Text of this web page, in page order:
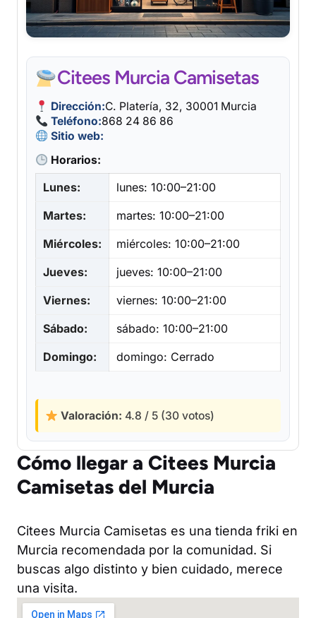
Citees Murcia Camisetas
Dirección:C. Platería, 32, 30001 Murcia
Teléfono:868 24 86 86
Sitio web:
Horarios:
Lunes:
lunes: 10:00–21:00
Martes:
martes: 10:00–21:00
Miércoles:
miércoles: 10:00–21:00
Jueves:
jueves: 10:00–21:00
Viernes:
viernes: 10:00–21:00
Sábado:
sábado: 10:00–21:00
Domingo:
domingo: Cerrado
Valoración: 4.8 / 5 (30 votos)
Cómo llegar a Citees Murcia
Camisetas del Murcia
Citees Murcia Camisetas es una tienda friki en
Murcia recomendada por la comunidad. Si
buscas algo distinto y bien cuidado, merece
una visita.